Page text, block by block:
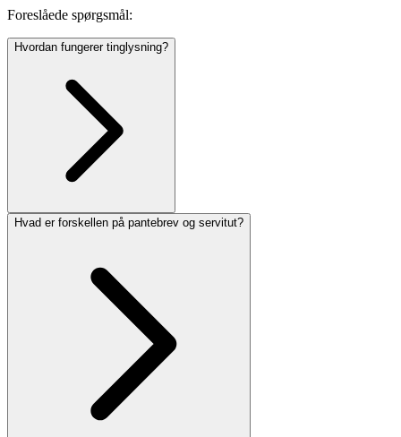
Foreslåede spørgsmål:
Hvordan fungerer tinglysning?
Hvad er forskellen på pantebrev og servitut?